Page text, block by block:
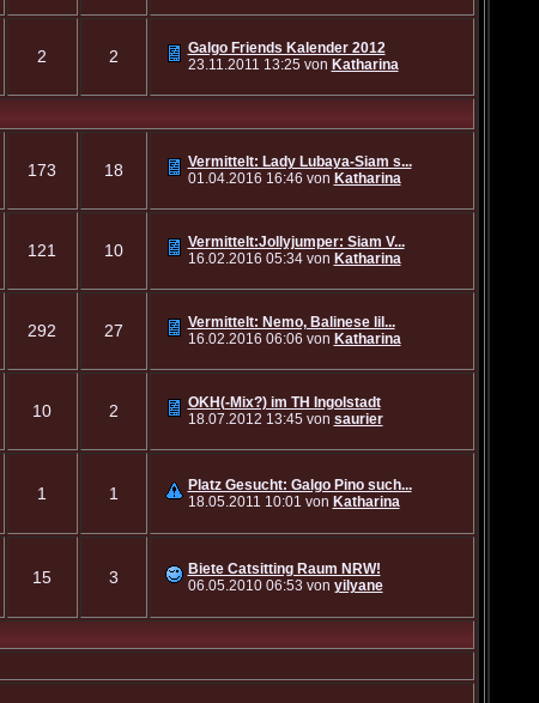
2 2
Galgo Friends Kalender 2012
23.11.2011 13:25von Katharina
173 18
Vermittelt: Lady Lubaya-Siam s...
01.04.2016 16:46 von Katharina
121 10
Vermittelt:Jollyjumper: Siam V...
16.02.2016 05:34von Katharina
292 27
Vermittelt: Nemo, Balinese lil...
16.02.2016 06:06 von Katharina
10 2
OKH(-Mix?) im TH Ingolstadt
18.07.2012 13:45von saurier
1 1
Platz Gesucht: Galgo Pino such...
18.05.2011 10:01 von Katharina
15 3
Biete Catsitting Raum NRW!
06.05.2010 06:53 von yilyane